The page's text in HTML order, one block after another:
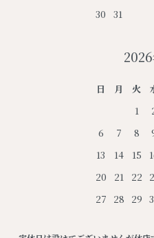
30
31
日 月 火
1
6
7 8
13
14 15
20
21 22
27
28 29